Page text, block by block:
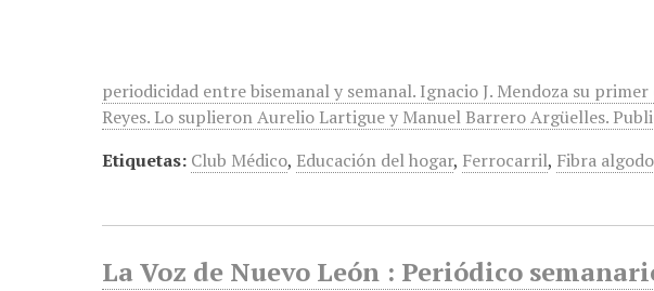
periodicidad entre bisemanal y semanal. Ignacio J. Mendoza su
Reyes. Lo suplieron Aurelio Lartigue y Manuel Barrero Argüelles.
Etiquetas: Club Médico, Educación del hogar, Ferrocarril, Fibra
La Voz de Nuevo León : Periódico